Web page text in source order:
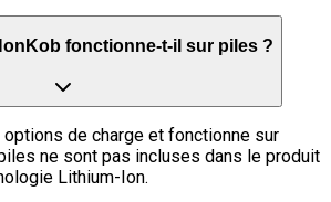
fonctionne-t-il sur piles ?
de charge et fonctionne sur
ne sont pas incluses dans le produit
Lithium-Ion.